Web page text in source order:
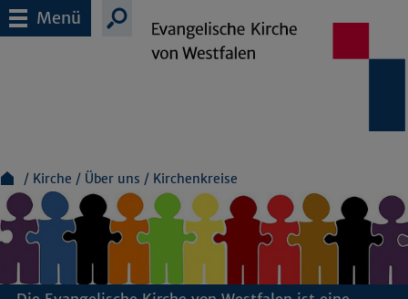
Menü
Kirche Über uns Kirchenkreise